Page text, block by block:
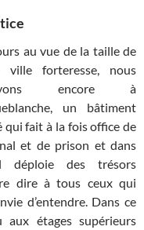
au vue de la taille de
ville forteresse, nous
encore à
un bâtiment
qui fait à la fois office de
et de prison et dans
déploie des trésors
dire à tous ceux qui
d’entendre. Dans ce
étages supérieurs